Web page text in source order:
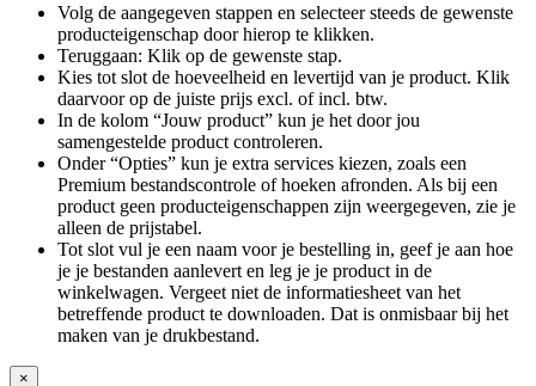
Volg de aangegeven stappen en selecteer steeds de gewenste
producteigenschap door hierop te klikken.
Teruggaan: Klik op de gewenste stap.
Kies tot slot de hoeveelheid en levertijd van je product. Klik
daarvoor op de juiste prijs excl. of incl. btw.
In de kolom “Jouw product” kun je het door jou
samengestelde product controleren.
Onder “Opties” kun je extra services kiezen, zoals een
Premium bestandscontrole of hoeken afronden. Als bij een
product geen producteigenschappen zijn weergegeven, zie je
alleen de prijstabel.
Tot slot vul je een naam voor je bestelling in, geef je aan hoe
je je bestanden aanlevert en leg je je product in de
winkelwagen. Vergeet niet de informatiesheet van het
betreffende product te downloaden. Dat is onmisbaar bij het
maken van je drukbestand.
×